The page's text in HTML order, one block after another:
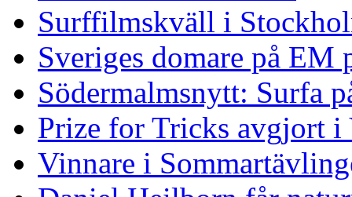
Surffilmskväll i
Sveriges domare på EM
Södermalmsnytt: Surfa
Prize for Tricks avgjort i
Vinnare i